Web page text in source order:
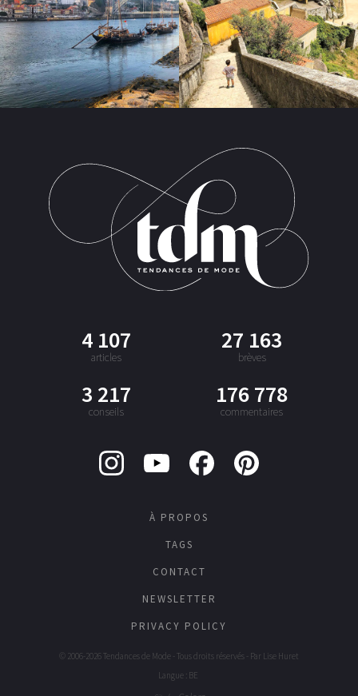
4 107
articles
27 163
brèves
3 217
conseils
176 778
commentaires
À PROPOS
TAGS
CONTACT
NEWSLETTER
PRIVACY POLICY
© 2006-2026 Tendances de Mode - Tous droits réservés - Par Lise Huret
Langue : BE